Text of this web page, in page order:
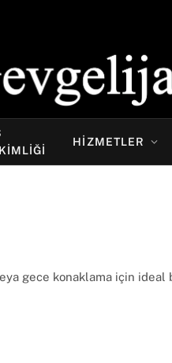
HIZMETLER
gece konaklama için ideal